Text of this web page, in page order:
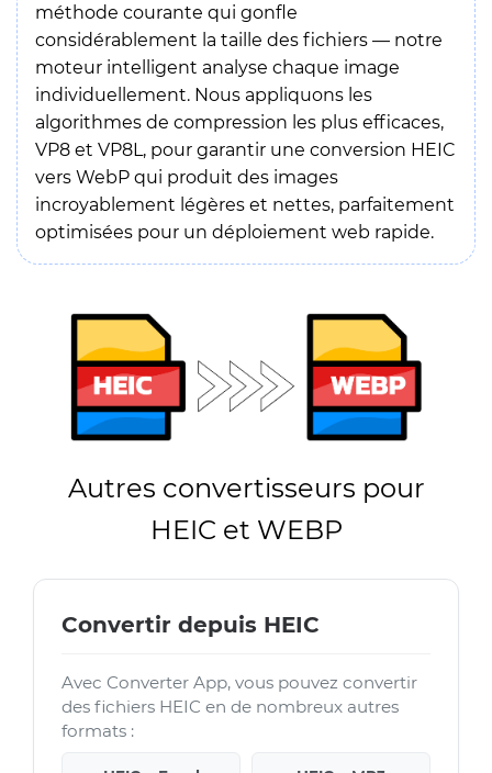
méthode courante qui gonfle
considérablement la taille des fichiers — notre
moteur intelligent analyse chaque image
individuellement. Nous appliquons les
algorithmes de compression les plus efficaces,
VP8 et VP8L, pour garantir une conversion HEIC
vers WebP qui produit des images
incroyablement légères et nettes, parfaitement
optimisées pour un déploiement web rapide.
Autres convertisseurs pour
HEIC et WEBP
Convertir depuis HEIC
Avec Converter App, vous pouvez convertir
des fichiers HEIC en de nombreux autres
formats :